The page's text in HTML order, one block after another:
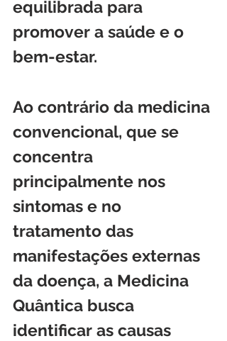
equilibrada para
promover a saúde e o
bem-estar.
Ao contrário da medicina
convencional, que se
concentra
principalmente nos
sintomas e no
tratamento das
manifestações externas
da doença, a Medicina
Quântica busca
identificar as causas